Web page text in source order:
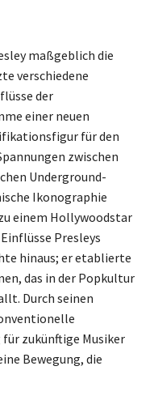
maßgeblich die
verschiedene
der
einer neuen
für den
zwischen
Underground-
Ikonographie
einem Hollywoodstar
Presleys
hinaus; er etablierte
das in der Popkultur
Durch seinen
für zukünftige Musiker
Bewegung, die